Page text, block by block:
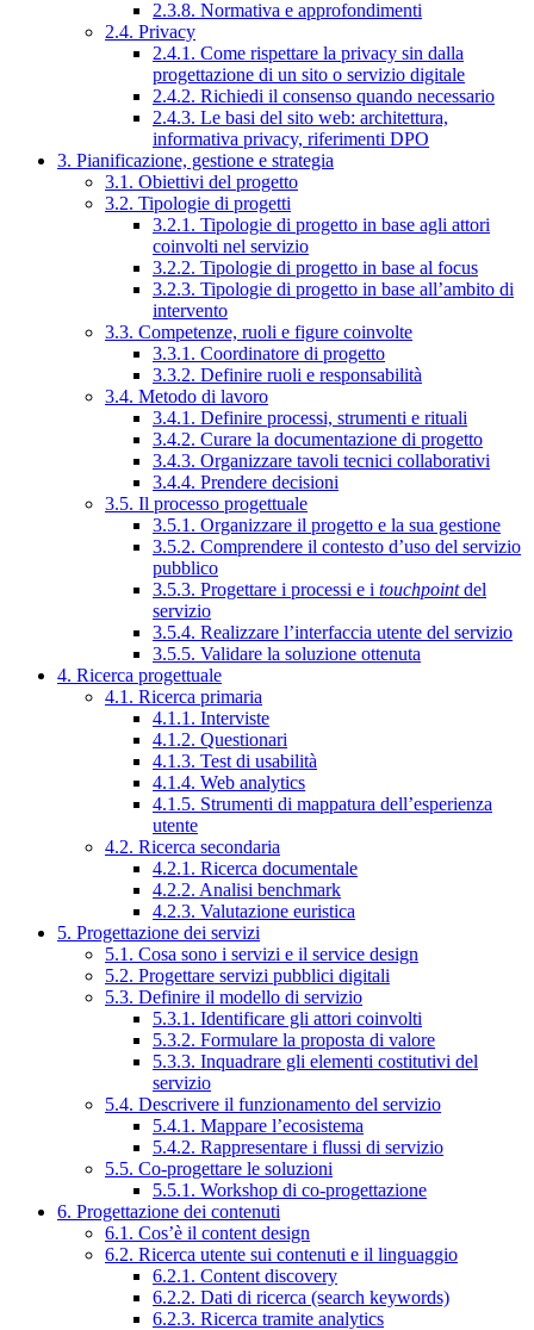
2.3.8. Normativa e approfondimenti
2.4. Privacy
2.4.1. Come rispettare la privacy sin dalla
progettazione di un sito o servizio digitale
2.4.2. Richiedi il consenso quando necessario
2.4.3. Le basi del sito web: architettura,
informativa privacy, riferimenti DPO
3. Pianificazione, gestione e strategia
3.1. Obiettivi del progetto
3.2. Tipologie di progetti
3.2.1. Tipologie di progetto in base agli attori
coinvolti nel servizio
3.2.2. Tipologie di progetto in base al focus
3.2.3. Tipologie di progetto in base all’ambito di
intervento
3.3. Competenze, ruoli e figure coinvolte
3.3.1. Coordinatore di progetto
3.3.2. Definire ruoli e responsabilità
3.4. Metodo di lavoro
3.4.1. Definire processi, strumenti e rituali
3.4.2. Curare la documentazione di progetto
3.4.3. Organizzare tavoli tecnici collaborativi
3.4.4. Prendere decisioni
3.5. Il processo progettuale
3.5.1. Organizzare il progetto e la sua gestione
3.5.2. Comprendere il contesto d’uso del servizio
pubblico
3.5.3. Progettare i processi e i touchpointdel
servizio
3.5.4. Realizzare l’interfaccia utente del servizio
3.5.5. Validare la soluzione ottenuta
4. Ricerca progettuale
4.1. Ricerca primaria
4.1.1. Interviste
4.1.2. Questionari
4.1.3. Test di usabilità
4.1.4. Web analytics
4.1.5. Strumenti di mappatura dell’esperienza
utente
4.2. Ricerca secondaria
4.2.1. Ricerca documentale
4.2.2. Analisi benchmark
4.2.3. Valutazione euristica
5. Progettazione dei servizi
5.1. Cosa sono i servizi e il service design
5.2. Progettare servizi pubblici digitali
5.3. Definire il modello di servizio
5.3.1. Identificare gli attori coinvolti
5.3.2. Formulare la proposta di valore
5.3.3. Inquadrare gli elementi costitutivi del
servizio
5.4. Descrivere il funzionamento del servizio
5.4.1. Mappare l’ecosistema
5.4.2. Rappresentare i flussi di servizio
5.5. Co-progettare le soluzioni
5.5.1. Workshop di co-progettazione
6. Progettazione dei contenuti
6.1. Cos’è il content design
6.2. Ricerca utente sui contenuti e il linguaggio
6.2.1. Content discovery
6.2.2. Dati di ricerca (search keywords)
6.2.3. Ricerca tramite analytics